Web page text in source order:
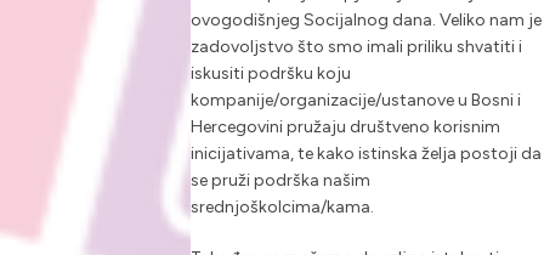
ovogodišnjeg Socijalnog dana. Veliko nam je
zadovoljstvo što smo imali priliku shvatiti i
iskusiti podršku koju
kompanije/organizacije/ustanove u Bosni i
Hercegovini pružaju društveno korisnim
inicijativama, te kako istinska želja postoji da
se pruži podrška našim
srednjoškolcima/kama.